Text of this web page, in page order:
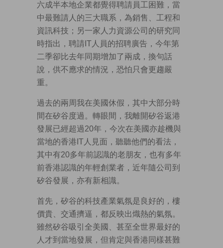
六成半本地企業都覺得聘請員工困難，當
中最難請人的三大職系，為銷售、工程和
資訊科技；另一家人力資源公司的研究同
時指出，聘請IT人員的招聘廣告，今年第
二季卻比去年同期增加了兩成，換句話
說，供不應求的情況，恐怕只會更趨嚴
重。
過去的兩周我在美國休假，其中大部分時
間在矽谷度過。轉眼間，我離開矽谷返港
發展已經超過20年，今次在美國亦趁機與
當地的香港IT人見面，聽聽他們的看法，
其中有20多年前認識的老朋友，也有多年
前香港認識的年輕創業者，近年隨公司到
矽谷發展，亦有新相識。
首先，矽谷的科技產業氣氛是良好的，樓
價貴、交通擠逼，都反映出熾熱的氣氛。
雖然矽谷吸引全美國、甚至全世界最好的
人才到當地發展，但肯定與香港同樣甚難